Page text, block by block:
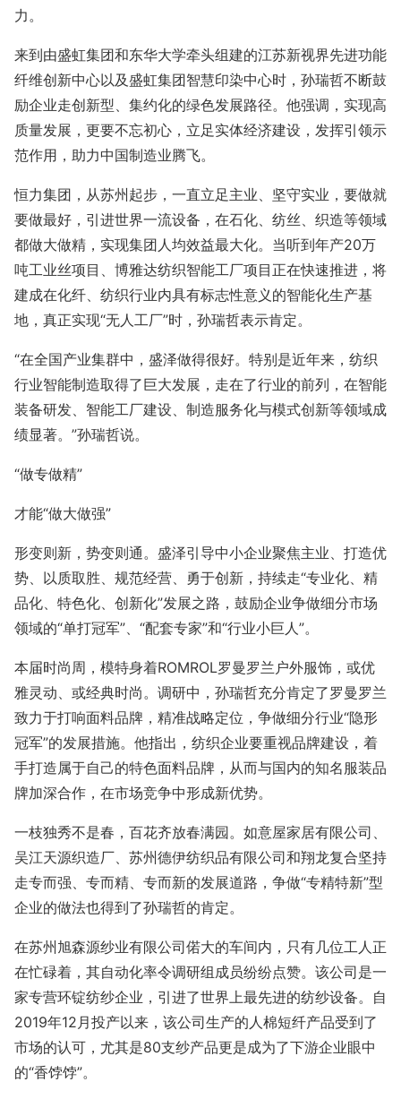
力。
来到由盛虹集团和东华大学牵头组建的江苏新视界先进功能
纤维创新中心以及盛虹集团智慧印染中心时，孙瑞哲不断鼓
励企业走创新型、集约化的绿色发展路径。他强调，实现高
质量发展，更要不忘初心，立足实体经济建设，发挥引领示
范作用，助力中国制造业腾飞。
恒力集团，从苏州起步，一直立足主业、坚守实业，要做就
要做最好，引进世界一流设备，在石化、纺丝、织造等领域
都做大做精，实现集团人均效益最大化。当听到年产20万
吨工业丝项目、博雅达纺织智能工厂项目正在快速推进，将
建成在化纤、纺织行业内具有标志性意义的智能化生产基
地，真正实现“无人工厂”时，孙瑞哲表示肯定。
“在全国产业集群中，盛泽做得很好。特别是近年来，纺织
行业智能制造取得了巨大发展，走在了行业的前列，在智能
装备研发、智能工厂建设、制造服务化与模式创新等领域成
绩显著。”孙瑞哲说。
“做专做精”
才能“做大做强”
形变则新，势变则通。盛泽引导中小企业聚焦主业、打造优
势、以质取胜、规范经营、勇于创新，持续走“专业化、精
品化、特色化、创新化”发展之路，鼓励企业争做细分市场
领域的“单打冠军”、“配套专家”和“行业小巨人”。
本届时尚周，模特身着ROMROL罗曼罗兰户外服饰，或优
雅灵动、或经典时尚。调研中，孙瑞哲充分肯定了罗曼罗兰
致力于打响面料品牌，精准战略定位，争做细分行业“隐形
冠军”的发展措施。他指出，纺织企业要重视品牌建设，着
手打造属于自己的特色面料品牌，从而与国内的知名服装品
牌加深合作，在市场竞争中形成新优势。
一枝独秀不是春，百花齐放春满园。如意屋家居有限公司、
吴江天源织造厂、苏州德伊纺织品有限公司和翔龙复合坚持
走专而强、专而精、专而新的发展道路，争做“专精特新”型
企业的做法也得到了孙瑞哲的肯定。
在苏州旭森源纱业有限公司偌大的车间内，只有几位工人正
在忙碌着，其自动化率令调研组成员纷纷点赞。该公司是一
家专营环锭纺纱企业，引进了世界上最先进的纺纱设备。自
2019年12月投产以来，该公司生产的人棉短纤产品受到了
市场的认可，尤其是80支纱产品更是成为了下游企业眼中
的“香饽饽”。